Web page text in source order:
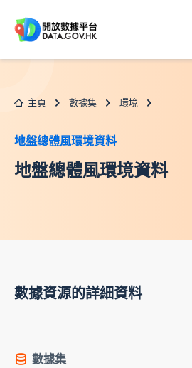
主頁 數據集 環境
地盤總體風環境資料
地盤總體風環境資料
數據資源的詳細資料
數據集